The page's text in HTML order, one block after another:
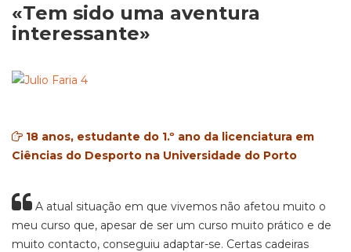
«Tem sido uma aventura
interessante»
18 anos, estudante do 1.º ano da licenciatura em
Ciências do Desporto na Universidade do Porto
A atual situação em que vivemos não afetou muito o
meu curso que, apesar de ser um curso muito prático e de
muito contacto, conseguiu adaptar-se. Certas cadeiras